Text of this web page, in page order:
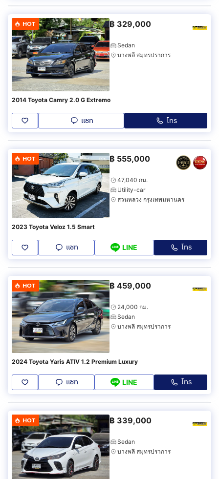
HOT ฿ 329,000
Sedan
บางพลี สมุทรปราการ
2014 Toyota Camry 2.0 G Extremo
แชท โทร
HOT ฿ 555,000
47,040 กม.
Utility-car
สวนหลวง กรุงเทพมหานคร
2023 Toyota Veloz 1.5 Smart
แชท LINE โทร
HOT ฿ 459,000
24,000 กม.
Sedan
บางพลี สมุทรปราการ
2024 Toyota Yaris ATIV 1.2 Premium Luxury
แชท LINE โทร
HOT ฿ 339,000
Sedan
บางพลี สมุทรปราการ